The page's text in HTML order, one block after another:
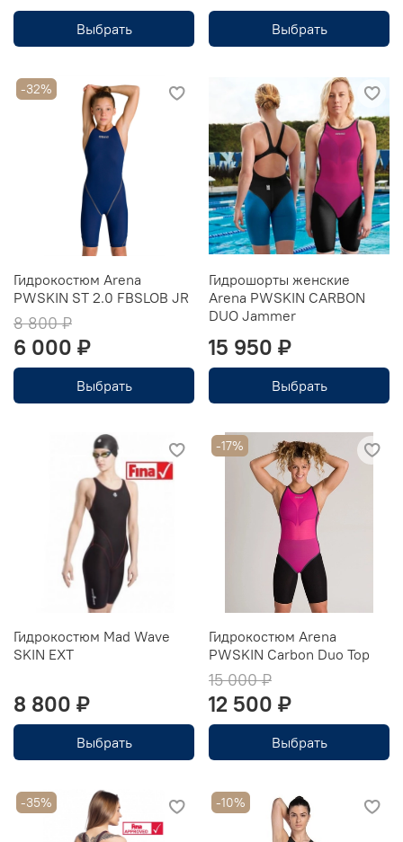
Выбрать Выбрать
-32%
Гидрокостюм Arena
PWSKIN ST 2.0 FBSLOB JR
8 800 ₽
6 000 ₽
Выбрать
Гидрошорты женские
Arena PWSKIN CARBON
DUO Jammer
15 950 ₽
Выбрать
Гидрокостюм Mad Wave
SKIN EXT
8 800 ₽
Выбрать
-17%
Гидрокостюм Arena
PWSKIN Carbon Duo Top
15 000 ₽
12 500 ₽
Выбрать
-35% -10%